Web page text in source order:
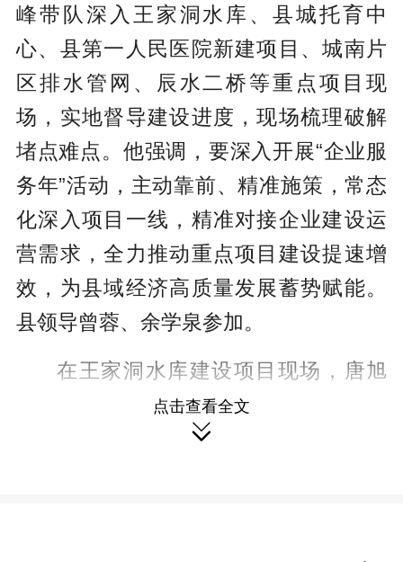
峰带队深入王家洞水库、县城托育中
心、县第一人民医院新建项目、城南片
区排水管网、辰水二桥等重点项目现
场，实地督导建设进度，现场梳理破解
堵点难点。他强调，要深入开展“企业服
务年”活动，主动靠前、精准施策，常态
化深入项目一线，精准对接企业建设运
营需求，全力推动重点项目建设提速增
效，为县域经济高质量发展蓄势赋能。
县领导曾蓉、余学泉参加。
在王家洞水库建设项目现场，唐旭
峰实地察看大坝主体施工情况，详细听
取施工推进、设计方案优化、生态修复
点击查看全文
